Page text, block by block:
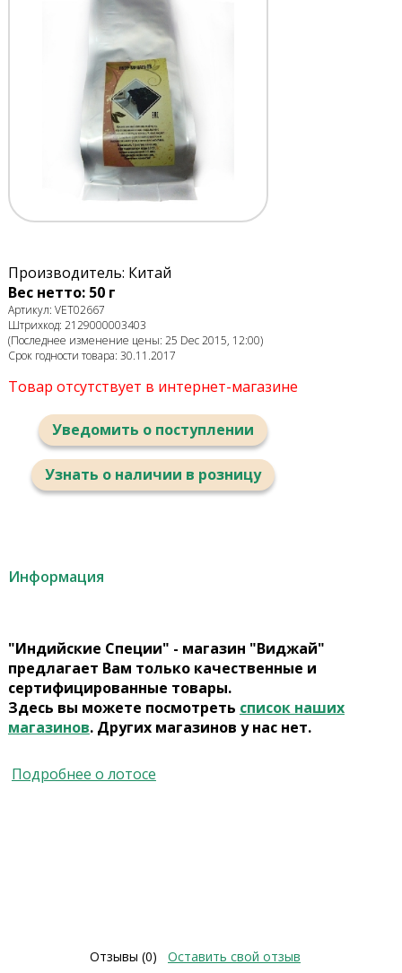
Производитель: Китай
Вес нетто: 50 г
Артикул: VET02667
Штрихкод: 2129000003403
(Последнее изменение цены: 25 Dec 2015, 12:00)
Срок годности товара: 30.11.2017
Товар отсутствует в интернет-магазине
Уведомить о поступлении
Узнать о наличии в розницу
Информация
"Индийские Специи" - магазин "Виджай"
предлагает Вам только качественные и
сертифицированные товары.
Здесь вы можете посмотреть список наших
магазинов. Других магазинов у нас нет.
Подробнее о лотосе
Отзывы (0) Оставить свой отзыв